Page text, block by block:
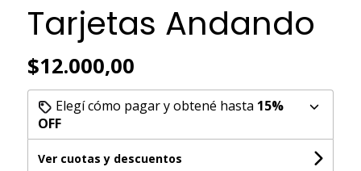
Tarjetas Andando
$12.000,00
Elegí cómo pagar y obtené hasta 15%
OFF
Ver cuotas y descuentos